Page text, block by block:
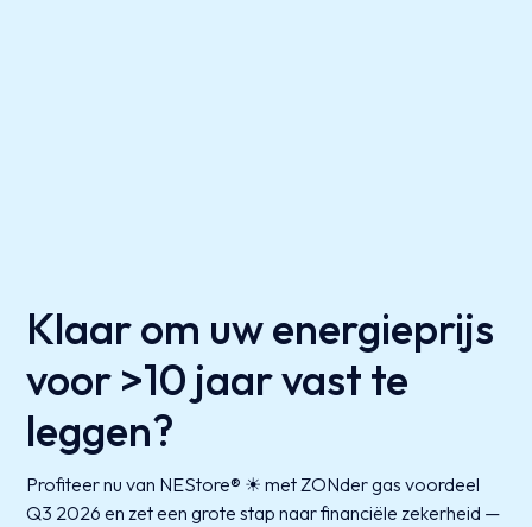
Klaar om uw energieprijs
voor >10 jaar vast te
leggen?
Profiteer nu van NEStore® ☀ met ZONder gas voordeel
Q3 2026 en zet een grote stap naar financiële zekerheid —